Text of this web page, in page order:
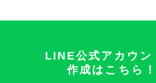
LINE公式アカウン
作成はこちら！